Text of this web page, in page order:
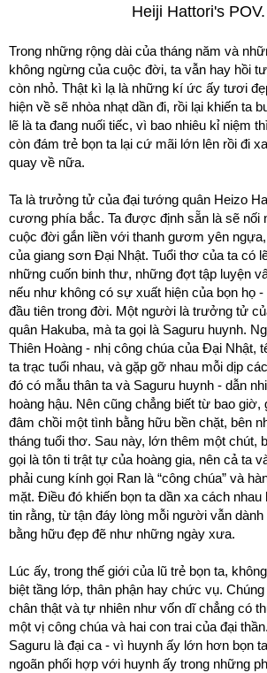
Heiji Hattori's POV.
Trong những rộng dài của tháng năm và
không ngừng của cuộc đời, ta vẫn hay hồi
còn nhỏ. Thật kì lạ là những kí ức ấy tươi
hiện về sẽ nhòa nhạt dần đi, rồi lại khiến ta
lẽ là ta đang nuối tiếc, vì bao nhiêu kỉ niệm
còn đám trẻ bọn ta lại cứ mãi lớn lên rồi đi
quay về nữa.
Ta là trưởng tử của đại tướng quân Heizo
cương phía bắc. Ta được định sẵn là sẽ nối
cuộc đời gắn liền với thanh gươm yên
của giang sơn Đại Nhật. Tuổi thơ của ta có
những cuốn binh thư, những đợt tập luyện
nếu như không có sự xuất hiện của bọn họ
đầu tiên trong đời. Một người là trưởng tử
quân Hakuba, mà ta gọi là Saguru huynh.
Thiên Hoàng - nhị công chúa của Đại Nhật,
ta trạc tuổi nhau, và gặp gỡ nhau mỗi dịp
đó có mẫu thân ta và Saguru huynh - dẫn
hoàng hậu. Nên cũng chẳng biết từ bao giờ,
đâm chồi một tình bằng hữu bền chặt, bên
tháng tuổi thơ. Sau này, lớn thêm một chút,
gọi là tôn ti trật tự của hoàng gia, nên cả ta
phải cung kính gọi Ran là “công chúa” và
mặt. Điều đó khiến bọn ta dần xa cách
tin rằng, từ tận đáy lòng mỗi người vẫn
bằng hữu đẹp đẽ như những ngày xưa.
Lúc ấy, trong thế giới của lũ trẻ bọn ta,
biệt tầng lớp, thân phận hay chức vụ.
chân thật và tự nhiên như vốn dĩ chẳng có
một vị công chúa và hai con trai của đại
Saguru là đại ca - vì huynh ấy lớn hơn bọn
ngoãn phối hợp với huynh ấy trong những